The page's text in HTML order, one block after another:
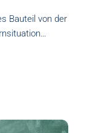
Bauteil von der